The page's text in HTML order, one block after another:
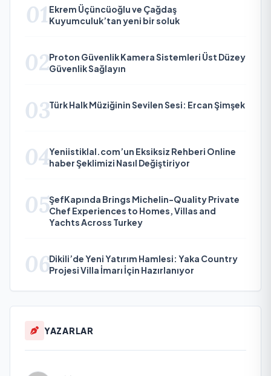
01 Ekrem Üçüncüoğlu ve Çağdaş
Kuyumculuk’tan yeni bir soluk
02Proton Güvenlik Kamera Sistemleri Üst Düzey
Güvenlik Sağlayın
03Türk Halk Müziğinin Sevilen Sesi: Ercan Şimşek
04Yeniistiklal.com’un Eksiksiz Rehberi Online
haber Şeklimizi Nasıl Değiştiriyor
05ŞefKapında Brings Michelin-Quality Private
Chef Experiences to Homes, Villas and
Yachts Across Turkey
06Dikili’de Yeni Yatırım Hamlesi: Yaka Country
Projesi Villa İmarı İçin Hazırlanıyor
YAZARLAR